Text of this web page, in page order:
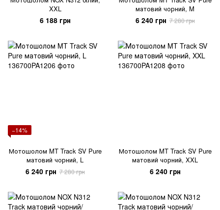
XXL
6 188 грн
матовий чорний, M
6 240 грн 7 280 грн
−14%
Мотошолом MT Track SV Pure
матовий чорний, L
6 240 грн 7 280 грн
Мотошолом MT Track SV Pure
матовий чорний, XXL
6 240 грн